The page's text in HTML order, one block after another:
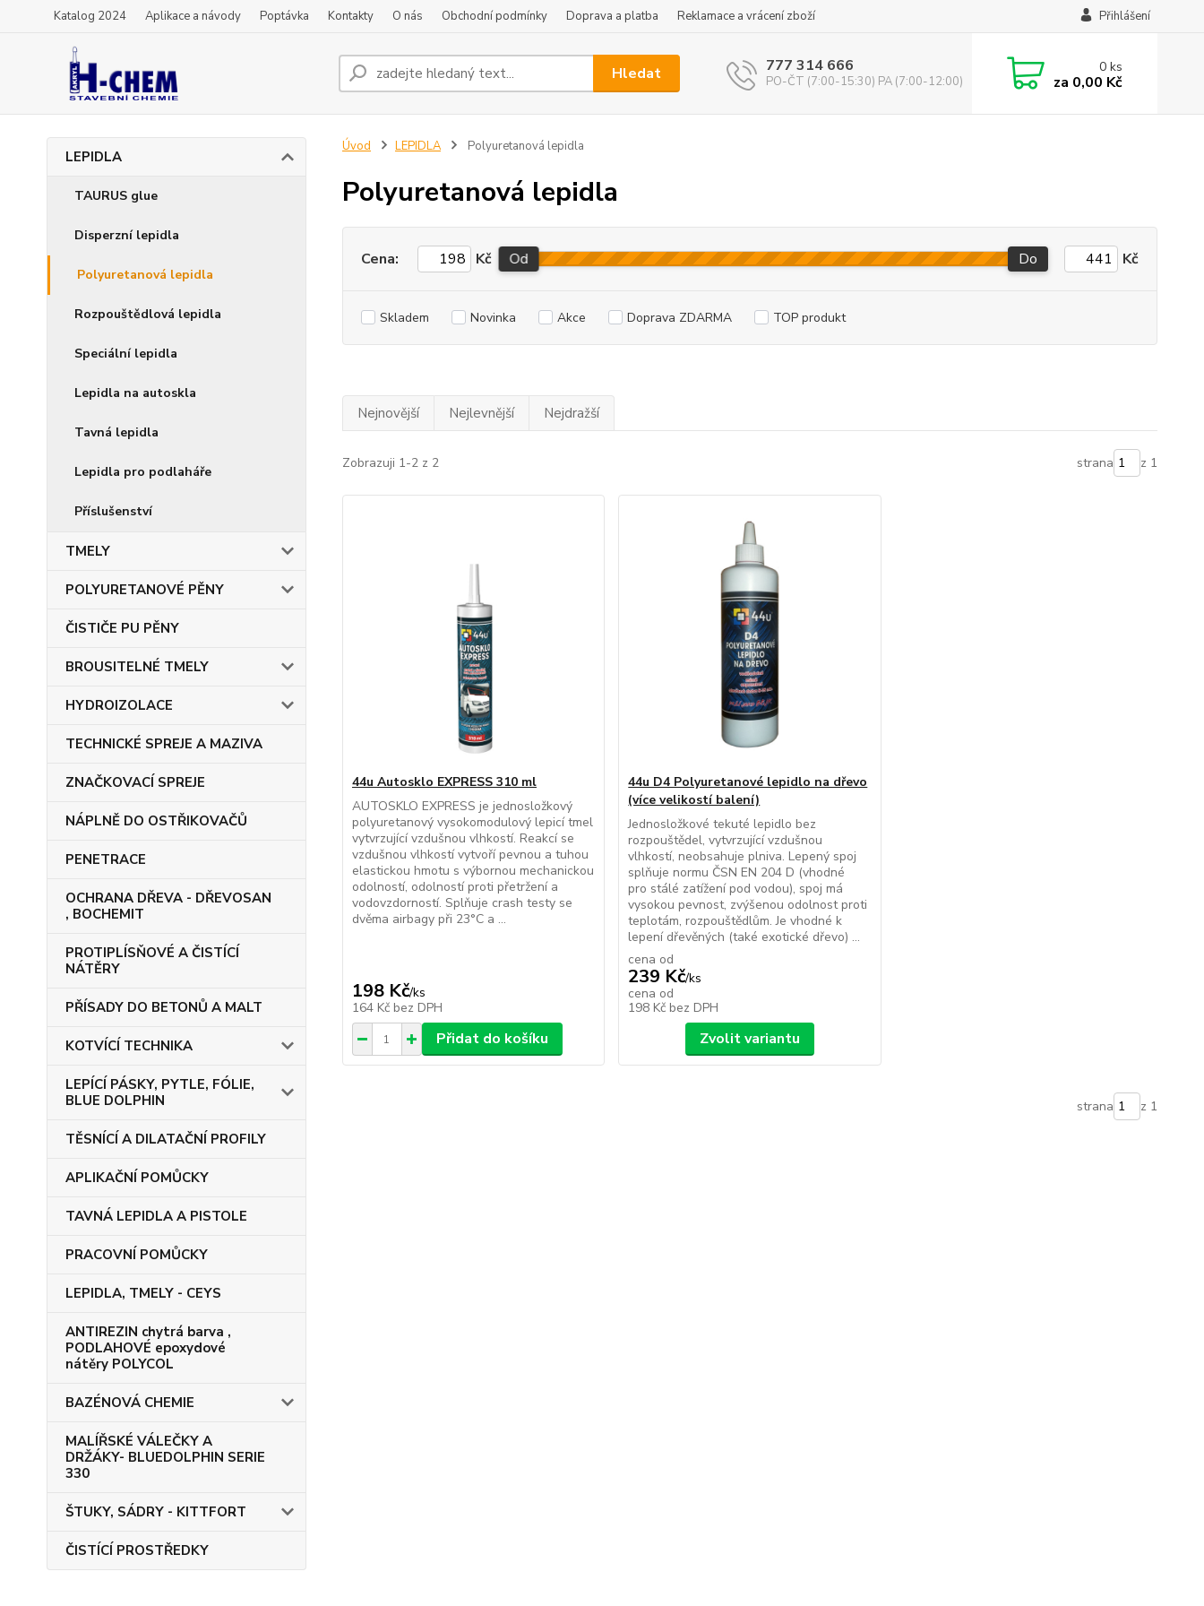
Katalog 2024 Aplikace a návody Poptávka Kontakty O nás Obchodní podmínky Doprava a platba Reklamace a vrácení zboží Přihlášení
Hledat 777 314 666
PO-ČT (7:00-15:30) PA (7:00-12:00)
0ks
za 0,00 Kč
LEPIDLA
TAURUS glue
Disperzní lepidla
Polyuretanová lepidla
Rozpouštědlová lepidla
Speciální lepidla
Lepidla na autoskla
Tavná lepidla
Lepidla pro podlaháře
Příslušenství
TMELY
POLYURETANOVÉ PĚNY
ČISTIČE PU PĚNY
BROUSITELNÉ TMELY
HYDROIZOLACE
TECHNICKÉ SPREJE A MAZIVA
ZNAČKOVACÍ SPREJE
NÁPLNĚ DO OSTŘIKOVAČŮ
PENETRACE
OCHRANA DŘEVA - DŘEVOSAN
, BOCHEMIT
PROTIPLÍSŇOVÉ A ČISTÍCÍ
NÁTĚRY
PŘÍSADY DO BETONŮ A MALT
KOTVÍCÍ TECHNIKA
LEPÍCÍ PÁSKY, PYTLE, FÓLIE,
BLUE DOLPHIN
TĚSNÍCÍ A DILATAČNÍ PROFILY
APLIKAČNÍ POMŮCKY
TAVNÁ LEPIDLA A PISTOLE
PRACOVNÍ POMŮCKY
LEPIDLA, TMELY - CEYS
ANTIREZIN chytrá barva ,
PODLAHOVÉ epoxydové
nátěry POLYCOL
BAZÉNOVÁ CHEMIE
MALÍŘSKÉ VÁLEČKY A
DRŽÁKY- BLUEDOLPHIN SERIE
330
ŠTUKY, SÁDRY - KITTFORT
ČISTÍCÍ PROSTŘEDKY
Úvod LEPIDLA Polyuretanová lepidla
Polyuretanová lepidla
Cena: Kč Od Do Kč
Skladem Novinka Akce Doprava ZDARMA TOP produkt
Nejnovější Nejlevnější Nejdražší
Zobrazuji 1-2 z 2 strana z 1
44u Autosklo EXPRESS 310 ml
AUTOSKLO EXPRESS je jednosložkový
polyuretanový vysokomodulový lepicí tmel
vytvrzující vzdušnou vlhkostí. Reakcí se
vzdušnou vlhkostí vytvoří pevnou a tuhou
elastickou hmotu s výbornou mechanickou
odolností, odolností proti přetržení a
vodovzdorností. Splňuje crash testy se
dvěma airbagy při 23°C a ...
198 Kč/ks
164 Kč bez DPH
Přidat do košíku
44u D4 Polyuretanové lepidlo na dřevo
(více velikostí balení)
Jednosložkové tekuté lepidlo bez
rozpouštědel, vytvrzující vzdušnou
vlhkostí, neobsahuje plniva. Lepený spoj
splňuje normu ČSN EN 204 D (vhodné
pro stálé zatížení pod vodou), spoj má
vysokou pevnost, zvýšenou odolnost proti
teplotám, rozpouštědlům. Je vhodné k
lepení dřevěných (také exotické dřevo) ...
cena od
239 Kč/ks
cena od
198 Kč bez DPH
Zvolit variantu
strana z 1